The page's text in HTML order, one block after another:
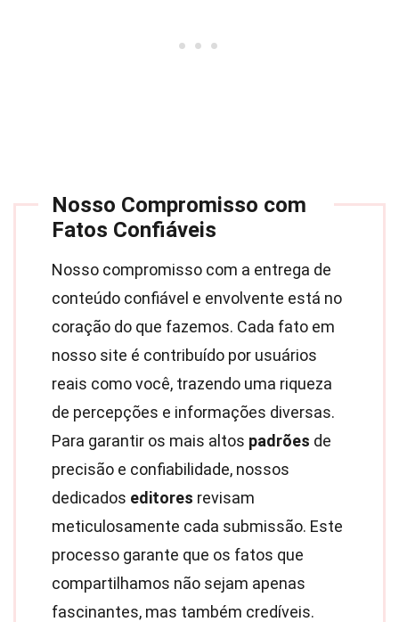
Nosso Compromisso com
Fatos Confiáveis
Nosso compromisso com a entrega de
conteúdo confiável e envolvente está no
coração do que fazemos. Cada fato em
nosso site é contribuído por usuários
reais como você, trazendo uma riqueza
de percepções e informações diversas.
Para garantir os mais altos padrões de
precisão e confiabilidade, nossos
dedicados editores revisam
meticulosamente cada submissão. Este
processo garante que os fatos que
compartilhamos não sejam apenas
fascinantes, mas também credíveis.